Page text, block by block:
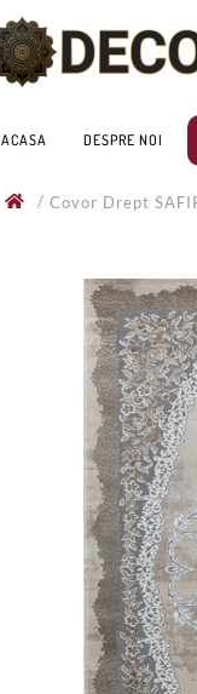
ACASA DESPRE NOI
/ Covor Drept